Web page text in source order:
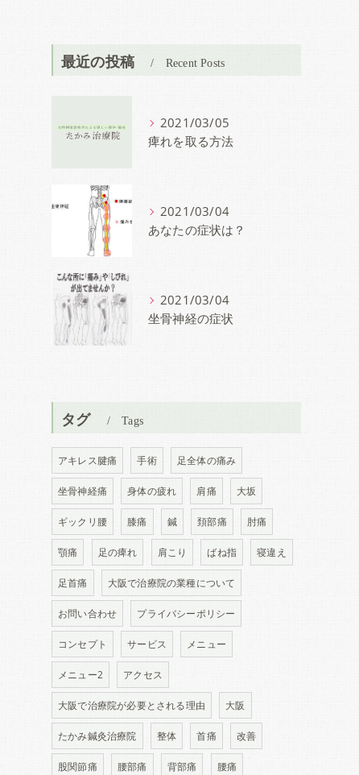
最近の投稿 Recent Posts
2021/03/05
痺れを取る方法
2021/03/04
あなたの症状は？
2021/03/04
坐骨神経の症状
タグ Tags
アキレス腱痛 手術 足全体の痛み
坐骨神経痛 身体の疲れ 肩痛 大坂
ギックリ腰 膝痛 鍼 頚部痛 肘痛
顎痛 足の痺れ 肩こり ばね指 寝違え
足首痛 大阪で治療院の業種について
お問い合わせ プライバシーポリシー
コンセプト サービス メニュー
メニュー2 アクセス
大阪で治療院が必要とされる理由 大阪
たかみ鍼灸治療院 整体 首痛 改善
股関節痛 腰部痛 背部痛 腰痛